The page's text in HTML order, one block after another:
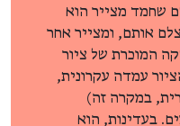
שחמד מצייר הוא
אותם, ומצייר אחר
המוכרת של ציור
עמדה עקרונית,
במקרה זה)
בעדינות, הוא